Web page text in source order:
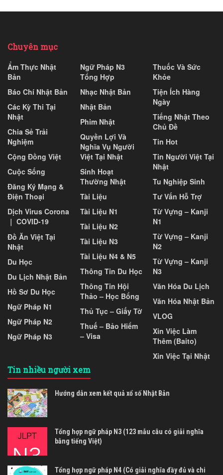
Chuyên mục
Ẩm Thực Nhật
Bản
Báo Chí Nhật Bản
Các Kỳ Thi Tại
Nhật
Chia Sẻ Trải
Nghiệm
Cộng Đồng Việt
Cuộc Sống
Đăng Ký Mạng &
Điện Thoại
Dịch Virus Corona
｜ COVID-19
Đồ Ăn Việt Tại
Nhật
Du Học
Du Lịch Nhật Bản
Hồ Sơ Du Học
Ngữ Pháp N1
Ngữ Pháp N2
Ngữ Pháp N3
Ngữ Pháp N3
Tổng Hợp
Nhạc Nhật Bản
Nhật Bản
Phim Nhật
Quyền Lợi Và
Nghĩa Vụ Người
Việt Tại Nhật
Sinh Hoạt
Thường Nhật
Tài Liệu
Tài Liệu N1
Tài Liệu N2
Tài Liệu N3
Tài Liệu N4 & N5
Thông Tin Du Học
Thông Tin Hội
Thảo – Học Bổng
Thủ Tục – Giấy Tờ
Thuế – Bảo Hiểm
– Visa
Thuốc Và Sức
Khỏe
Tiện Ích Hàng
Ngày
Tiếng Nhật Theo
Chủ Đề
Tin Hot
Tin Người Việt Tại
Nhật
Tu Nghiệp Sinh
Tư Vấn Hỗ Trợ
Từ Vựng – Kanji
N1
Từ Vựng – Kanji
N2
Từ Vựng – Kanji
N3
Văn Hóa Du Lịch
Văn Hóa Nhật Bản
VLOG
Xin Việc Làm
Thêm (Baito)
Xin Việc Tại Nhật
Tin nhiều người xem
Hướng dẫn xem kết quả xổ số Nhật Bản
Tổng hợp ngữ pháp N3 (123 mẫu câu có giải nghĩa
bằng tiếng Việt)
Tổng hợp ngữ pháp N4 (Có giải nghĩa đầy đủ và chi